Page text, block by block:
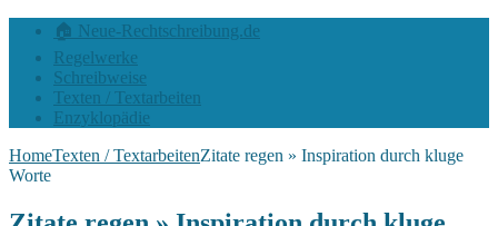
🏠 Neue-Rechtschreibung.de
Regelwerke
Schreibweise
Texten / Textarbeiten
Enzyklopädie
HomeTexten / TextarbeitenZitate regen » Inspiration durch kluge
Worte